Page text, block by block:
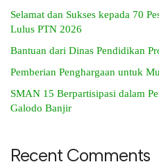
Selamat dan Sukses kepada 70
Lulus PTN 2026
Bantuan dari Dinas Pendidikan
Pemberian Penghargaan untuk
SMAN 15 Berpartisipasi dalam
Galodo Banjir
Recent Comments